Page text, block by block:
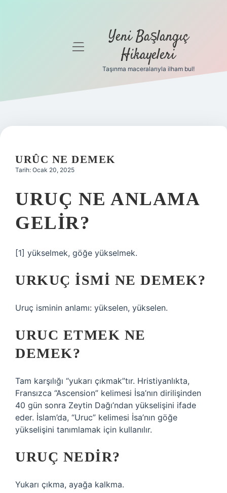
Gizlilik
Hakkımızda
menüyü
Yeni Başlangıç
Hikayeleri
Taşınma maceralarıyla ilham bul!
URÛC NE DEMEK
Tarih: Ocak 20, 2025
URUÇ NE ANLAMA
GELIR?
[1] yükselmek, göğe yükselmek.
URKUÇ ISMI NE DEMEK?
Uruç isminin anlamı: yükselen, yükselen.
URUC ETMEK NE
DEMEK?
Tam karşılığı “yukarı çıkmak”tır. Hristiyanlıkta,
Fransızca “Ascension” kelimesi İsa’nın dirilişinden
40 gün sonra Zeytin Dağı’ndan yükselişini ifade
eder. İslam’da, “Uruc” kelimesi İsa’nın göğe
yükselişini tanımlamak için kullanılır.
URUÇ NEDIR?
Yukarı çıkma, ayağa kalkma.